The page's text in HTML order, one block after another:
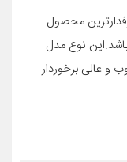
محصول
نوع مدل
و عالی برخوردار